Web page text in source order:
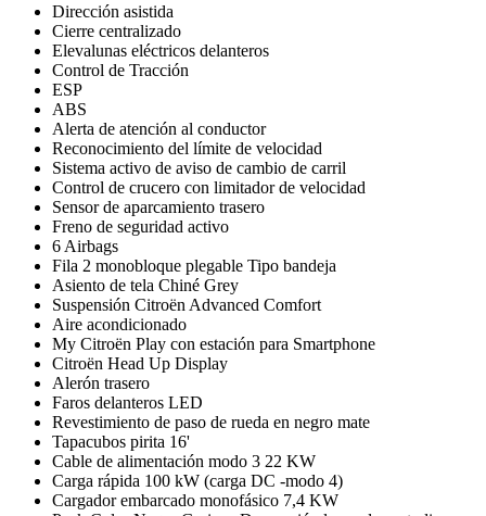
Dirección asistida
Cierre centralizado
Elevalunas eléctricos delanteros
Control de Tracción
ESP
ABS
Alerta de atención al conductor
Reconocimiento del límite de velocidad
Sistema activo de aviso de cambio de carril
Control de crucero con limitador de velocidad
Sensor de aparcamiento trasero
Freno de seguridad activo
6 Airbags
Fila 2 monobloque plegable Tipo bandeja
Asiento de tela Chiné Grey
Suspensión Citroën Advanced Comfort
Aire acondicionado
My Citroën Play con estación para Smartphone
Citroën Head Up Display
Alerón trasero
Faros delanteros LED
Revestimiento de paso de rueda en negro mate
Tapacubos pirita 16'
Cable de alimentación modo 3 22 KW
Carga rápida 100 kW (carga DC -modo 4)
Cargador embarcado monofásico 7,4 KW